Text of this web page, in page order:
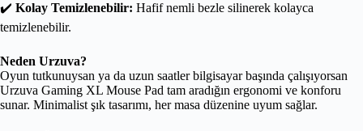
✔️ Kolay Temizlenebilir: Hafif nemli bezle silinerek kolayca
temizlenebilir.
Neden Urzuva?
Oyun tutkunuysan ya da uzun saatler bilgisayar başında çalışıyorsan
Urzuva Gaming XL Mouse Pad tam aradığın ergonomi ve konforu
sunar. Minimalist şık tasarımı, her masa düzenine uyum sağlar.